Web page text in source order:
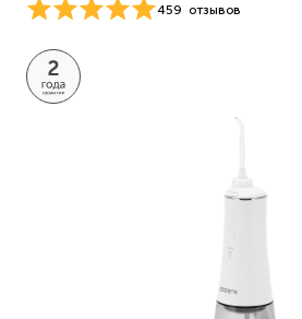
459 отзывов